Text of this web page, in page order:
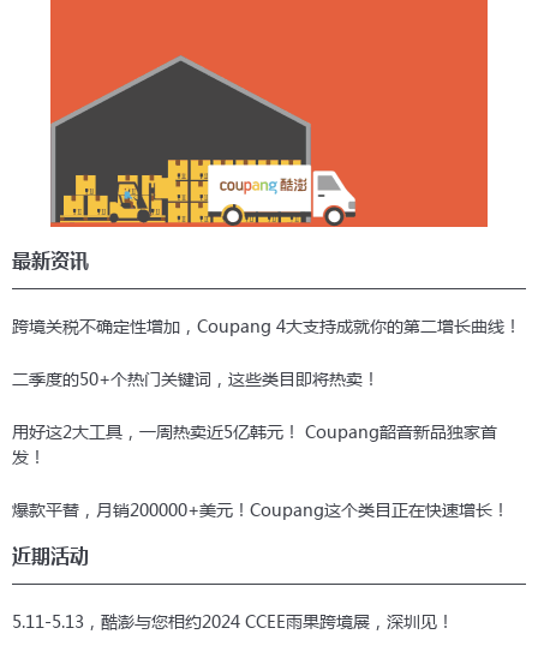
最新资讯
跨境关税不确定性增加，Coupang 4大支持成就你的第二增长曲线！
二季度的50+个热门关键词，这些类目即将热卖！
用好这2大工具，一周热卖近5亿韩元！ Coupang韶音新品独家首
发！
爆款平替，月销200000+美元！Coupang这个类目正在快速增长！
近期活动
5.11-5.13，酷澎与您相约2024 CCEE雨果跨境展，深圳见！